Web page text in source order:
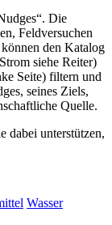
Die
Feldversuchen
den Katalog
siehe Reiter)
Seite) filtern und
seines Ziels,
Quelle.
dabei unterstützen,
Wasser